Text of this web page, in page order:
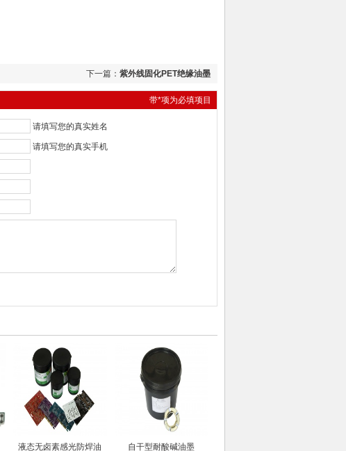
下一篇： 紫外线固化PET绝缘油墨
带*项为必填项目
请填写您的真实姓名
请填写您的真实手机
液态无卤素感光防焊油 自干型耐酸碱油墨